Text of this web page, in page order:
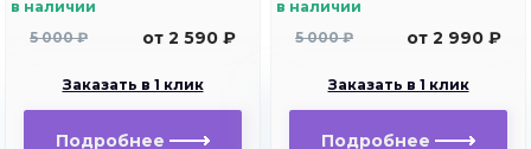
в наличии
5 000 ₽
от 2 590 ₽
Заказать в 1 клик
Подробнее
в наличии
5 000 ₽
от 2 990 ₽
Заказать в 1 клик
Подробнее